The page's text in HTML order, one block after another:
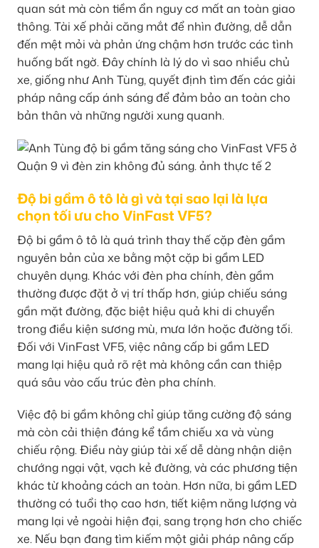
quan sát mà còn tiềm ẩn nguy cơ mất an toàn giao
thông. Tài xế phải căng mắt để nhìn đường, dễ dẫn
đến mệt mỏi và phản ứng chậm hơn trước các tình
huống bất ngờ. Đây chính là lý do vì sao nhiều chủ
xe, giống như Anh Tùng, quyết định tìm đến các giải
pháp nâng cấp ánh sáng để đảm bảo an toàn cho
bản thân và những người xung quanh.
Độ bi gầm ô tô là gì và tại sao lại là lựa
chọn tối ưu cho VinFast VF5?
Độ bi gầm ô tô là quá trình thay thế cặp đèn gầm
nguyên bản của xe bằng một cặp bi gầm LED
chuyên dụng. Khác với đèn pha chính, đèn gầm
thường được đặt ở vị trí thấp hơn, giúp chiếu sáng
gần mặt đường, đặc biệt hiệu quả khi di chuyển
trong điều kiện sương mù, mưa lớn hoặc đường tối.
Đối với VinFast VF5, việc nâng cấp bi gầm LED
mang lại hiệu quả rõ rệt mà không cần can thiệp
quá sâu vào cấu trúc đèn pha chính.
Việc độ bi gầm không chỉ giúp tăng cường độ sáng
mà còn cải thiện đáng kể tầm chiếu xa và vùng
chiếu rộng. Điều này giúp tài xế dễ dàng nhận diện
chướng ngại vật, vạch kẻ đường, và các phương tiện
khác từ khoảng cách an toàn. Hơn nữa, bi gầm LED
thường có tuổi thọ cao hơn, tiết kiệm năng lượng và
mang lại vẻ ngoài hiện đại, sang trọng hơn cho chiếc
xe. Nếu bạn đang tìm kiếm một giải pháp nâng cấp